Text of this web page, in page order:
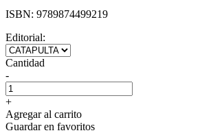
ISBN: 9789874499219
Editorial:
Cantidad
-
+
Agregar al carrito
Guardar en favoritos